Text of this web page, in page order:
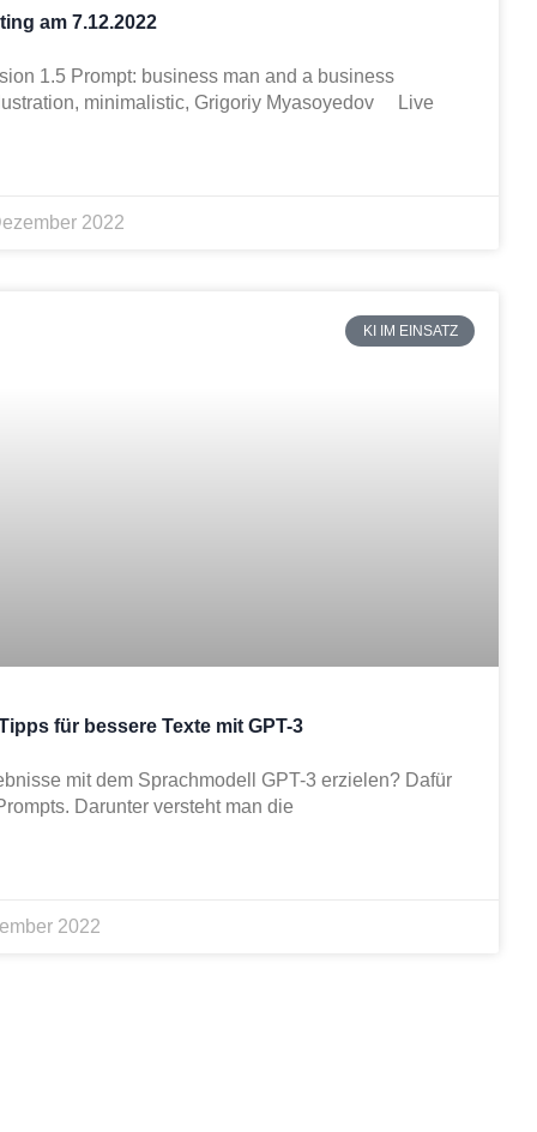
am 7.12.2022
1.5 Prompt: business man and a business
minimalistic, Grigoriy Myasoyedov Live
2022
KI IM EINSATZ
für bessere Texte mit GPT-3
mit dem Sprachmodell GPT-3 erzielen? Dafür
Darunter versteht man die
2022